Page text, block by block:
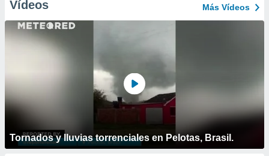
Vídeos Más Vídeos
Tornados y lluvias torrenciales en Pelotas, Brasil.